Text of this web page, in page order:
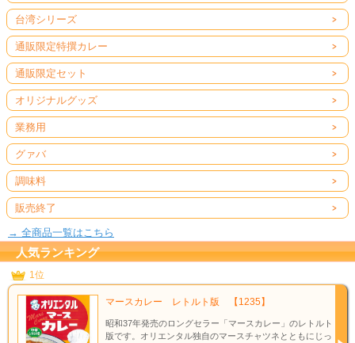
台湾シリーズ
通販限定特撰カレー
通販限定セット
オリジナルグッズ
業務用
グァバ
調味料
販売終了
→ 全商品一覧はこちら
人気ランキング
1位
マースカレー レトルト版 【1235】
昭和37年発売のロングセラー「マースカレー」のレトルト
版です。オリエンタル独自のマースチャツネとともにじっ